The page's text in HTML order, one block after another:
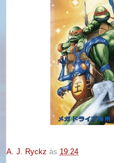
A. J. Ryckz às 19:24